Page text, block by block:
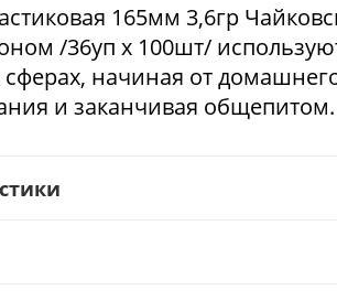
165мм 3,6гр
/36уп х 100шт/
начиная от
и заканчивая общепитом.